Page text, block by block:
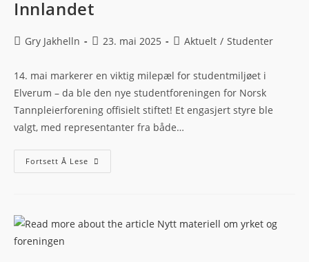
Innlandet
Gry Jakhelln 23. mai 2025 Aktuelt / Studenter
14. mai markerer en viktig milepæl for studentmiljøet i
Elverum – da ble den nye studentforeningen for Norsk
Tannpleierforening offisielt stiftet! Et engasjert styre ble
valgt, med representanter fra både…
Fortsett Å Lese